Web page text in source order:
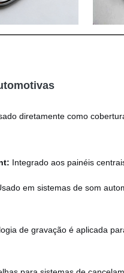
diretamente como
Integrado aos painéis
em sistemas de som
de gravação é aplicada